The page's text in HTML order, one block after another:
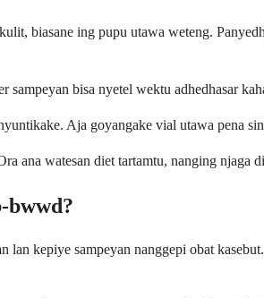
biasane ing pupu utawa weteng.
sampeyan bisa nyetel wektu adhedhasar
Aja goyangake vial utawa pena
ana watesan diet tartamtu, nanging njaga
bwwd?
lan kepiye sampeyan nanggepi obat